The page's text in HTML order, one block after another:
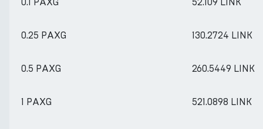
0.25 PAXG 130.2724 LINK
0.5 PAXG 260.5449 LINK
1 PAXG 521.0898 LINK